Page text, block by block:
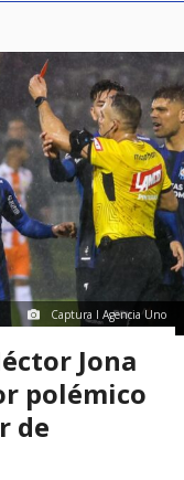
Captura I Agencia Uno
Jona
polémico
de